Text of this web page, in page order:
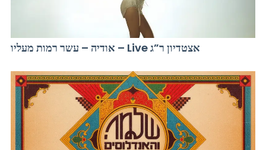
אודיה – עשר רמות מעליו – Live אצטדיון ר”ג